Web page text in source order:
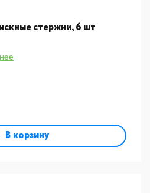
стержни, 6 шт
В корзину